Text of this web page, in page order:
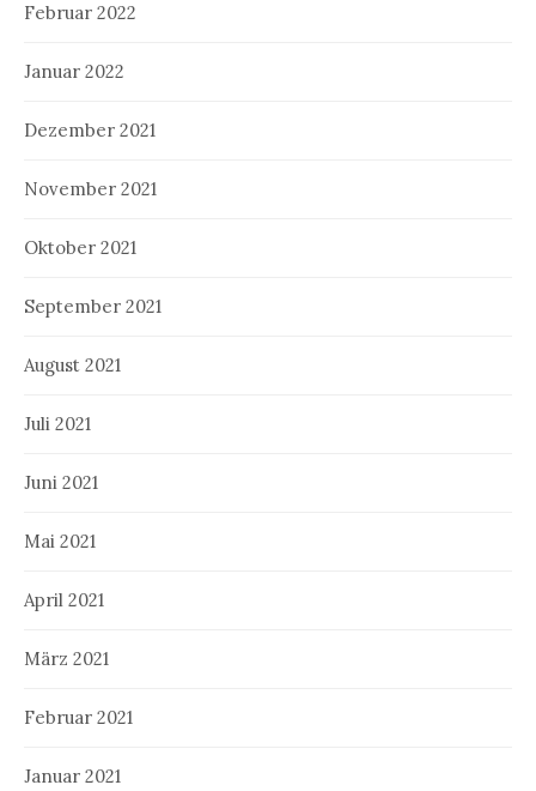
Februar 2022
Januar 2022
Dezember 2021
November 2021
Oktober 2021
September 2021
August 2021
Juli 2021
Juni 2021
Mai 2021
April 2021
März 2021
Februar 2021
Januar 2021